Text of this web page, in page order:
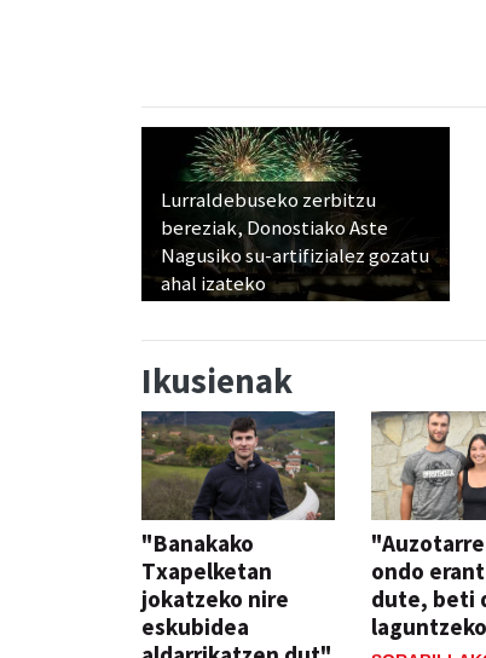
Lurraldebuseko zerbitzu
bereziak, Donostiako Aste
Nagusiko su-artifizialez gozatu
ahal izateko
Ikusienak
"Banakako
Txapelketan
jokatzeko nire
eskubidea
ondo
dute, beti